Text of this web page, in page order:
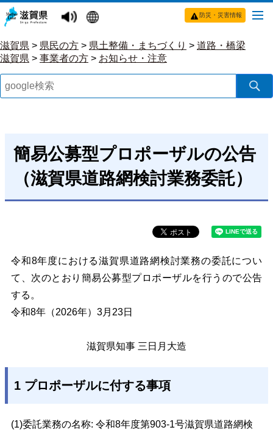
防災・災害情報
滋賀県 > 県民の方 > 県土整備・まちづくり > 道路・橋梁
滋賀県 > 事業者の方 > お知らせ・注意
簡易公募型プロポーザルの公告
（滋賀県道路網検討業務委託）
令和8年度における滋賀県道路網検討業務の委託につい
て、次のとおり簡易公募型プロポーザルを行うので公告
する。
令和8年（2026年）3月23日
滋賀県知事 三日月大造
1 プロポーザルに付する事項
(1)委託業務の名称: 令和8年度第903-1号滋賀県道路網検